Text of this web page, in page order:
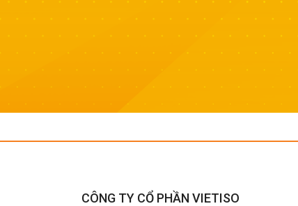
CÔNG TY CỔ PHẦN VIETISO